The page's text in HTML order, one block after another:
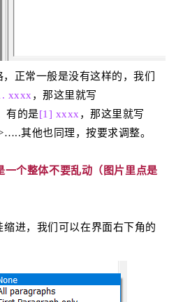
正常一般是没有这样的，我们
xxxx ，那这里就写
有的是[1] xxxx ，那这里就写
其他也同理，按要求调整。
个整体不要乱动（图片里点是
进，我们可以在界面右下角的